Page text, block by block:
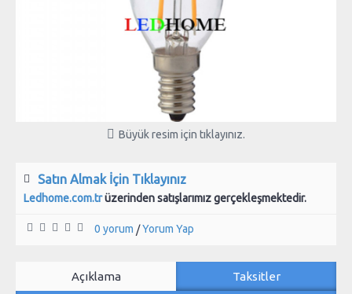
Büyük resim için tıklayınız.
Satın Almak İçin Tıklayınız
Ledhome.com.trüzerinden satışlarımız gerçekleşmektedir.
0 yorum /Yorum Yap
Açıklama Taksitler